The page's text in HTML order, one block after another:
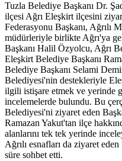
Tuzla Belediye Başkanı Dr.
ilçesi Ağrı Eleşkirt ilçesini
Federasyonu Başkanı, Ağrılı
müdürleriyle birlikte Ağrı'ya
Başkanı Halil Özyolcu, Ağrı
Eleşkirt Belediye Başkanı
Belediye Başkanı Selami
Belediyesi'nin destekleriyle
ilgili istişare etmek ve yerinde
incelemelerde bulundu. Bu
Belediyesi'ni ziyaret eden
Ramazan Yakut'tan ilçe
alanlarını tek tek yerinde
Ağrılı esnafları da ziyaret
süre sohbet etti.